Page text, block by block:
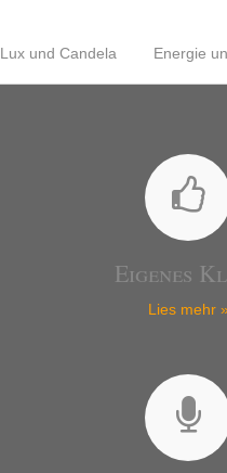
und Candela Energie
Eigenes
Lies mehr »